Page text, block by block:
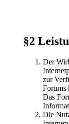
§2
Der
zur
Forums
Das
Die